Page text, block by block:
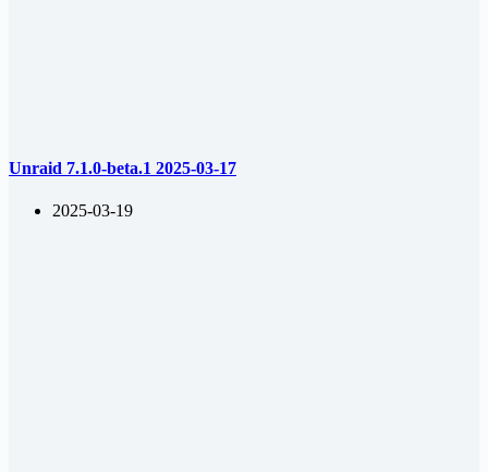
Unraid 7.1.0-beta.1 2025-03-17
2025-03-19